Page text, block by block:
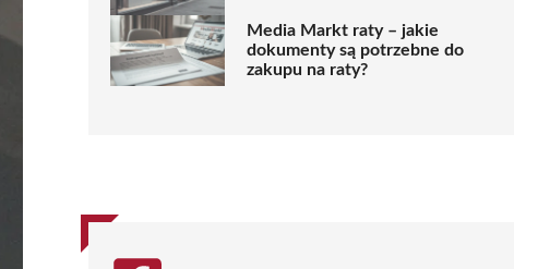
Media Markt raty – jakie
dokumenty są potrzebne do
zakupu na raty?